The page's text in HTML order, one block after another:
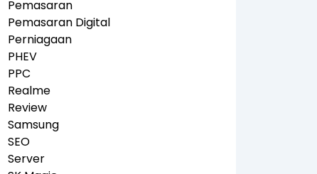
Pemasaran
Pemasaran Digital
Perniagaan
PHEV
PPC
Realme
Review
Samsung
SEO
Server